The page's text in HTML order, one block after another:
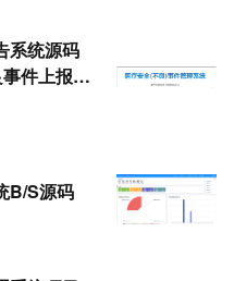
系统源码
件上报、
B/S源码